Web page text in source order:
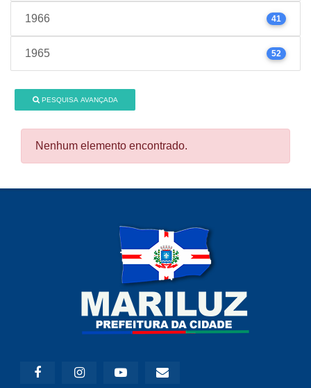
1966 41
1965 52
PESQUISA AVANÇADA
Nenhum elemento encontrado.